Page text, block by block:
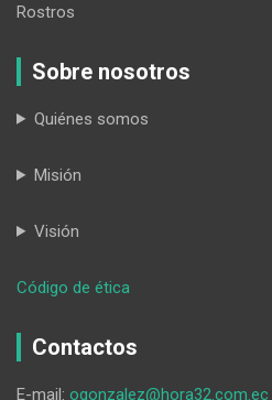
Rostros
Sobre nosotros
Quiénes somos
Misión
Visión
Código de ética
golpeado
Contactos
E-mail: ogonzalez@hora32.com.ec